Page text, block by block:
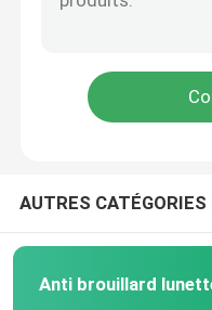
Ailerons de bain de
Lunettes de jockey
AUTRES CATÉGORIES
Anti brouillard